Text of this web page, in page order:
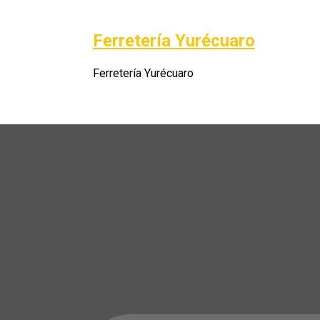
Ferretería Yurécuaro
Ferretería Yurécuaro